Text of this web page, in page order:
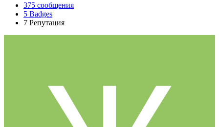
375 сообщения
5 Badges
7 Репутация